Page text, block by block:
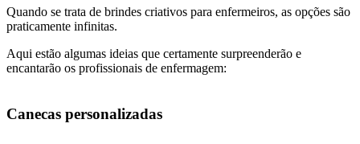
Quando se trata de brindes criativos para enfermeiros, as opções são
praticamente infinitas.
Aqui estão algumas ideias que certamente surpreenderão e
encantarão os profissionais de enfermagem:
Canecas personalizadas